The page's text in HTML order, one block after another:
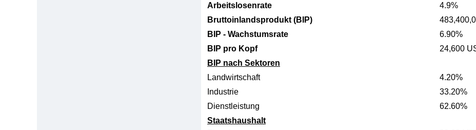
Arbeitslosenrate
4.9%
Bruttoinlandsprodukt (BIP)
BIP - Wachstumsrate
6.90%
BIP pro Kopf
24,600
BIP nach Sektoren
Landwirtschaft
4.20%
Industrie
33.20%
Dienstleistung
62.60%
Staatshaushalt